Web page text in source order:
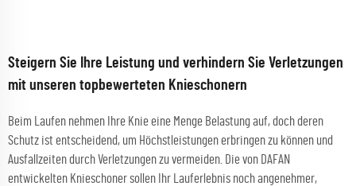
Steigern Sie Ihre Leistung und verhindern Sie Verletzungen
mit unseren topbewerteten Knieschonern
Beim Laufen nehmen Ihre Knie eine Menge Belastung auf, doch deren
Schutz ist entscheidend, um Höchstleistungen erbringen zu können und
Ausfallzeiten durch Verletzungen zu vermeiden. Die von DAFAN
entwickelten Knieschoner sollen Ihr Lauferlebnis noch angenehmer,